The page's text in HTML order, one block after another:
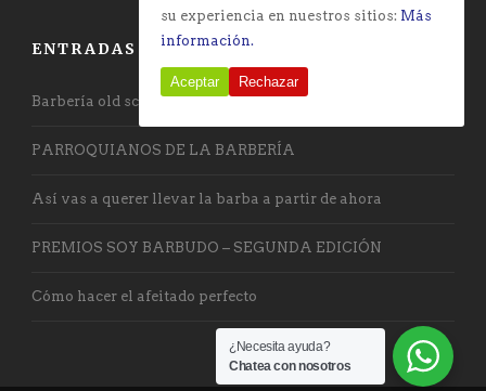
ENTRADAS RECIENTES
Barbería old school con toque vanguardista
PARROQUIANOS DE LA BARBERÍA
Así vas a querer llevar la barba a partir de ahora
PREMIOS SOY BARBUDO – SEGUNDA EDICIÓN
Cómo hacer el afeitado perfecto
¿Necesita ayuda?
Chatea con nosotros
su experiencia en nuestros sitios: Más
información.
Aceptar Rechazar